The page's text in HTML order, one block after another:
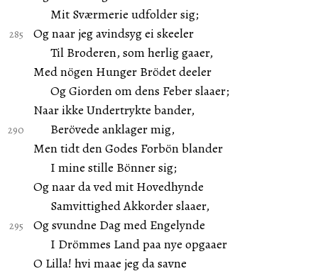
Mit Sværmerie udfolder sig;
Og naar jeg avindsyg ei skeeler
Til Broderen, som herlig gaaer,
Med nögen Hunger Brödet deeler
Og Giorden om dens Feber slaaer;
Naar ikke Undertrykte bander,
Berövede anklager mig,
Men tidt den Godes Forbön blander
I mine stille Bönner sig;
Og naar da ved mit Hovedhynde
Samvittighed Akkorder slaaer,
Og svundne Dag med Engelynde
I Drömmes Land paa nye opgaaer
O Lilla! hvi maae jeg da savne